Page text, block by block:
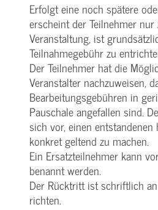
Erfolgt eine noch spätere
erscheint der Teilnehmer
Veranstaltung, ist
Teilnahmegebühr zu
Der Teilnehmer hat die
Veranstalter nachzuweisen,
Bearbeitungsgebühren in
Pauschale angefallen sind.
sich vor, einen entstandenen
konkret geltend zu machen.
Ein Ersatzteilnehmer kann
benannt werden.
Der Rücktritt ist schriftlich
richten.